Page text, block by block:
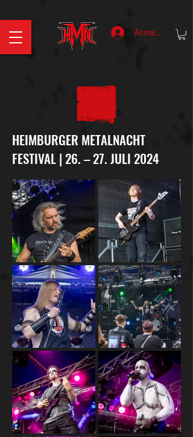
Anmelden
HEIMBURGER METALNACHT
FESTIVAL | 26. – 27. JULI 2024